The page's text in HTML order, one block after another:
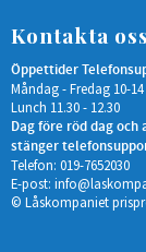
Kontakta oss
Öppettider
Måndag - Fredag 10-14
Lunch 11.30 - 12.30
Dag före röd dag och
stänger
Telefon: 019-7652030
E-post:
© Låskompaniet